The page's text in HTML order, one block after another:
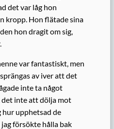
det var låg hon
kropp. Hon flätade sina
hon dragit om sig,
var fantastiskt, men
av iver att det
inte ta något
det inte att dölja mot
hur upphetsad de
försökte hålla bak